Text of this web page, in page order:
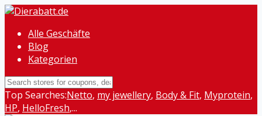
Alle Geschäfte
Blog
Kategorien
Top Searches:Netto, my jewellery, Body & Fit, Myprotein,
HP, HelloFresh,...